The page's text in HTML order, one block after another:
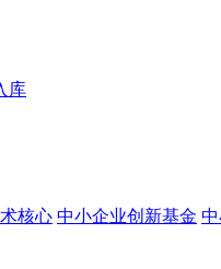
库
核心 中小企业创新基金